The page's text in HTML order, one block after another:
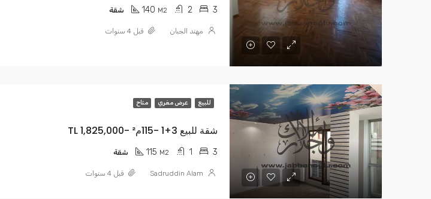
3
2
140 M2 شقة
مهند الجبان قبل 4 سنوات
للبيع عرض مغري متاح
شقة للبيع 3+1 -115م² -TL 1,825,000
3
1
115 M2 شقة
Sadruddin Alam قبل 4 سنوات